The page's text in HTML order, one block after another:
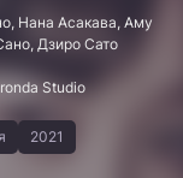
Нана Асакава, Аму
Дзиро Сато
Studio
2021